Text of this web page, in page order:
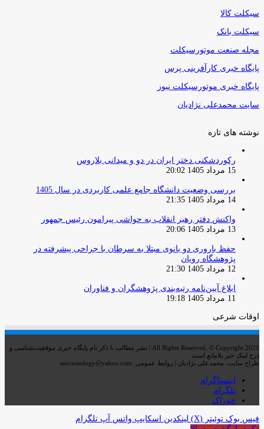
سیکلت کالا
سیکلت بانک
مجله صنعت موتورسیکلت
پایگاه خبری کارآفرینی پرس
پایگاه خبری موتورسیکلت نیوز
سایت محمدعلی نژادیان
نوشته های تازه
رکوردشکنی دختر ایران در دو و میدانی بلاروس
15 مرداد 1405 20:02
بررسی وضعیت دانشگاه جامع علمی کاربردی در سال 1405
14 مرداد 1405 21:35
واکنش دفتر رهبر انقلاب به حواشی پیرامون رئیس جمهور
13 مرداد 1405 20:06
حفظ باروری دو بانوی مبتلا به سرطان با جراحی پیشرفته در
پژوهشگاه رویان
12 مرداد 1405 21:30
ابلاغ آیین‌نامه رتبه‌بندی پژوهشگران و فناوران
11 مرداد 1405 19:18
اوقات شرعی
All Rights Reserved, © Copyright 2021 | نشر مطالب با ذکر نام پایگاه خبری موفقیت‌شناسی و
درج لینک خبر بلامانع است
طراح سایت: محمدعلی نژادیان | روابط عمومی: successology@yahoo.com
اینستاگرام
تلگرام
خوراک
فیس بوک توئیتر (X) لینکدین اسکایپ واتس آپ تلگرام